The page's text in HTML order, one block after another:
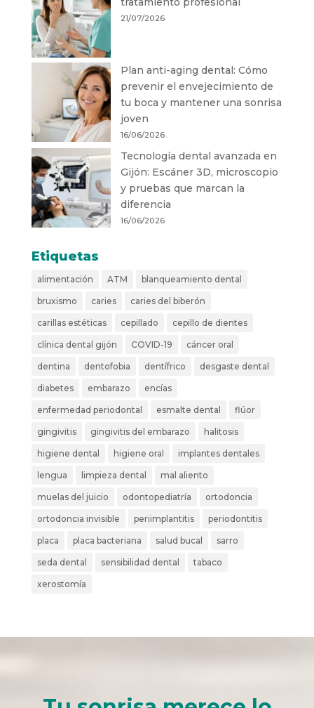
21/07/2026
Plan anti-aging dental: Cómo
prevenir el envejecimiento de
tu boca y mantener una sonrisa
joven
16/06/2026
Tecnología dental avanzada en
Gijón: Escáner 3D, microscopio
y pruebas que marcan la
diferencia
16/06/2026
Etiquetas
alimentación ATM blanqueamiento dental
bruxismo caries caries del biberón
carillas estéticas cepillado cepillo de dientes
clínica dental gijón COVID-19 cáncer oral
dentina dentofobia dentífrico desgaste dental
diabetes embarazo encías
enfermedad periodontal esmalte dental flúor
gingivitis gingivitis del embarazo halitosis
higiene dental higiene oral implantes dentales
lengua limpieza dental mal aliento
muelas del juicio odontopediatría ortodoncia
ortodoncia invisible periimplantitis periodontitis
placa placa bacteriana salud bucal sarro
seda dental sensibilidad dental tabaco
xerostomía